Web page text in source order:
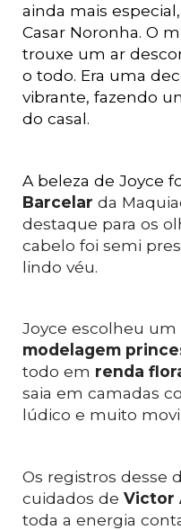
ainda mais
Casar Noronha. O
trouxe um ar
o todo. Era uma
vibrante, fazendo
do casal.
A beleza de Joyce
Barcelar da
destaque para os
cabelo foi semi
lindo véu.
Joyce escolheu um
modelagem
todo em renda
saia em camadas
lúdico e muito
Os registros desse
cuidados de Victor
toda a energia